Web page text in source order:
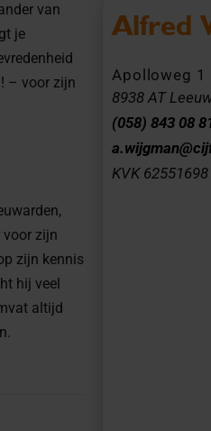
van
je
– voor zijn
zijn
zijn kennis
hij veel
altijd
Alfred
Apolloweg 1
8938 AT
(058) 843 08
KVK 62551698